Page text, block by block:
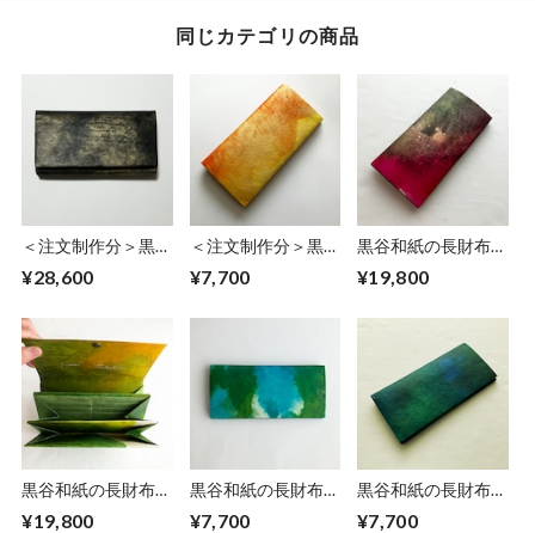
同じカテゴリの商品
＜注文制作分＞黒谷
曜】
¥28,600
＜注文制作分＞黒谷
金】No.5
¥7,700
黒谷和紙の長財布
¥19,800
黒谷和紙の長財布
¥19,800
黒谷和紙の長財布
¥7,700
黒谷和紙の長財布
¥7,700